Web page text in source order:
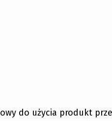
do użycia produkt